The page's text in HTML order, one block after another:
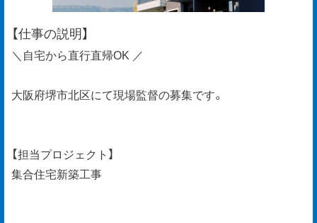
【仕事の説明】
＼自宅から直行直帰OK ／
大阪府堺市北区にて現場監督の募集です。
【担当プロジェクト】
集合住宅新築工事